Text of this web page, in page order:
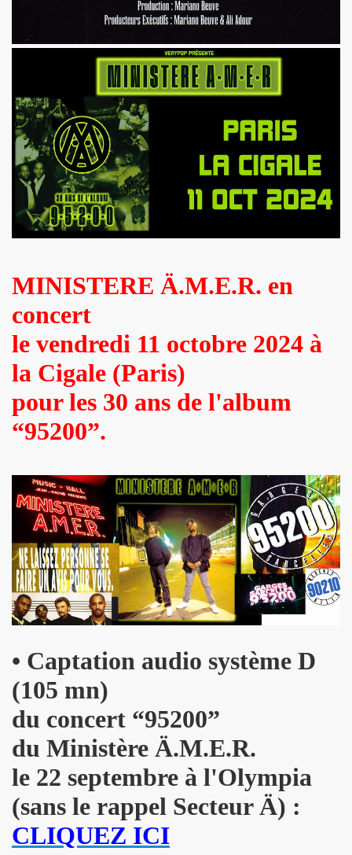
MINISTERE Ä.M.E.R. en
concert
le vendredi 11 octobre 2024 à
la Cigale (Paris)
pour les 30 ans de l'album
“95200”.
• Captation audio système D
(105 mn)
du concert “95200”
du Ministère Ä.M.E.R.
le 22 septembre à l'Olympia
(sans le rappel Secteur Ä) :
CLIQUEZ ICI
set-lists.
fanzine L ORDONNANCE (2004).
: concerts, spectacles, expositions, cabaret, etc.
"AJASPHERE" le 28 octobre 2025 au Petit Bain (75013
"OK KO" le 16 octobre 2025 au Zenith (Paris) : chronique
UNKNOWN" le 27 septembre 2025 a Gouvieux (60) :
"I DIG THAT BOP" le 28 juin 2025 a Louvres (95) :
le 24 juin 2025, terre plein central du boulevard
ALMOSNINO a la guitare) le 21 juin 2025 devant le bar
"AJASPHERE" dans la nuit du 20 au 21 juin 2025 en l
a DANIEL DARC le 19 juin 2025, rue Charles
UNKNOWN" (2024, corealise par Les Spunyboys et
(2025) d'YZOULA : chronique detaillee.
"AJASPHERE" le 15 mai 2025 au Badaboum (Paris) :
ET LE DRAGON ALL STARS + CATASTROPHE
ADRIAN, concert litteraire "Hotel Roma" le 4 avril
2024" le 21 mars 2025 a La Cigale (Paris) : chronique
(2024) de VIKTOR HUGANET : chronique detaillee.
DAUGA : chronique detaillee.
+ LES ROYAL FLUSH le 22 juin 2024 a La
au Tamanoir de Gennevilliers, a Fontenay-sous-
le 23 novembre 2024 a la Boule noire (Paris) :